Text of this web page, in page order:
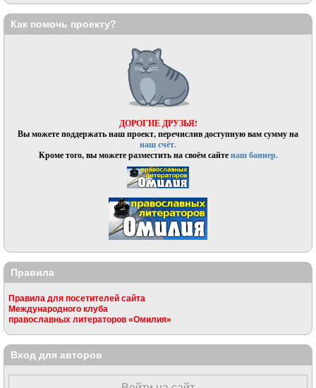
Как помочь проекту?
ДОРОГИЕ ДРУЗЬЯ!
Вы можете поддержать наш проект, перечислив доступную вам сумму на
наш счёт.
Кроме того, вы можете разместить на своём сайтенаш баннер.
Правила
Правила для посетителей сайта
Международного клуба
православных литераторов «Омилия»
Вход для авторов